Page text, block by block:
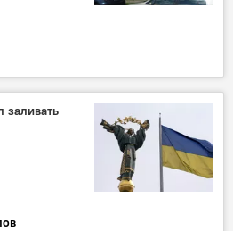
коронавирус
заливать